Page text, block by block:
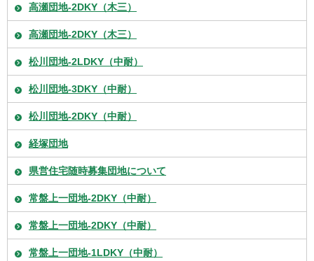
高瀬団地-2DKY（木三）
高瀬団地-2DKY（木三）
松川団地-2LDKY（中耐）
松川団地-3DKY（中耐）
松川団地-2DKY（中耐）
経塚団地
県営住宅随時募集団地について
常盤上一団地-2DKY（中耐）
常盤上一団地-2DKY（中耐）
常盤上一団地-1LDKY（中耐）